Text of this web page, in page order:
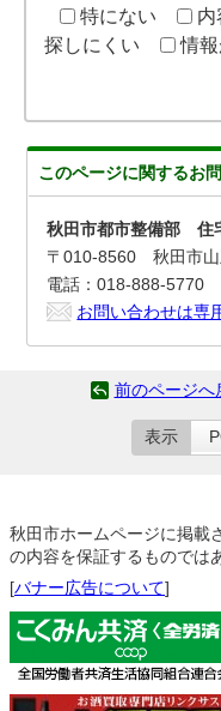
特にない
内
探しにくい
情
このページに関するお
秋田市都市整備部 住
〒010-8560 秋田市
電話：018-888-5770
お問い合わせは専
前のページへ
表示
秋田市ホームページに掲載
の内容を保証するものでは
[バナー広告について]